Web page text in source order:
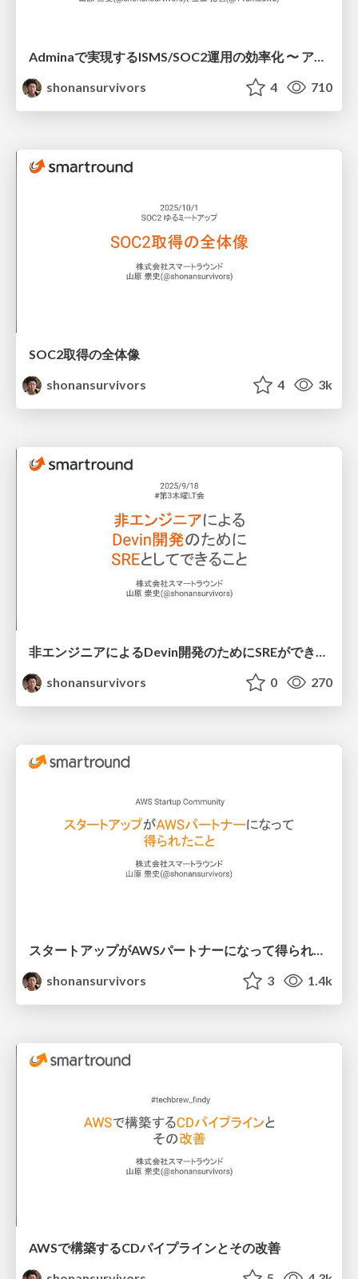
shonansurvivors
4 710
SOC2取得の全体像
shonansurvivors
4 3k
非エンジニアによるDevin開発のためにSREができること
shonansurvivors
0 270
スタートアップがAWSパートナーになって得られたこと
shonansurvivors
3 1.4k
AWSで構築するCDパイプラインとその改善